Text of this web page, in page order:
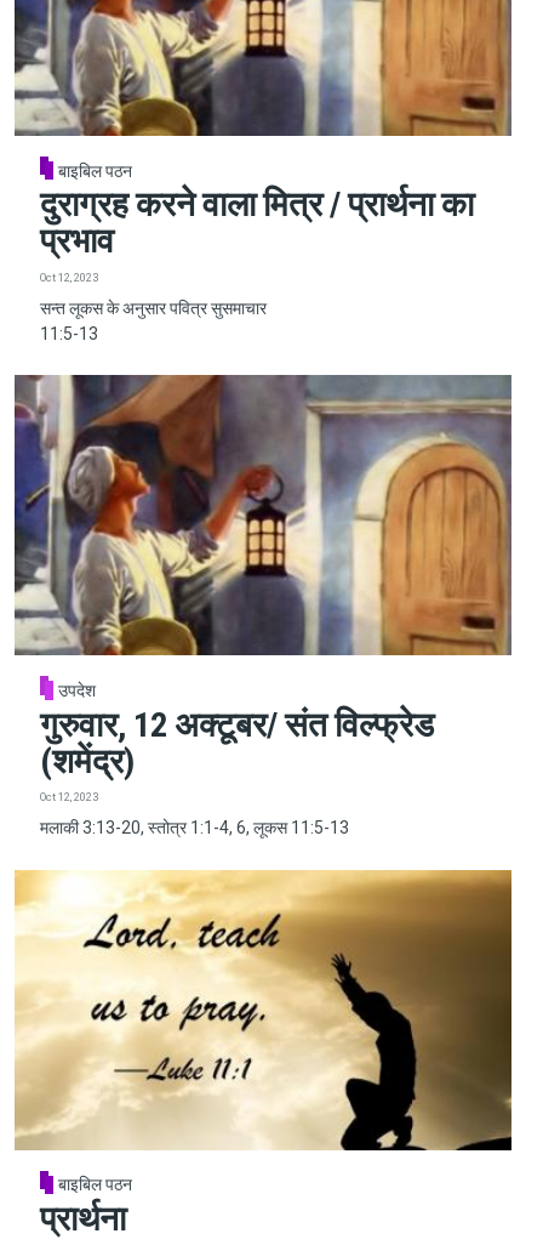
बाइबिल पठन
दुराग्रह करने वाला मित्र / प्रार्थना का
प्रभाव
Oct 12, 2023
सन्त लूकस के अनुसार पवित्र सुसमाचार
11:5-13
उपदेश
गुरुवार, 12 अक्टूबर/ संत विल्फ्रेड
(शमेंद्र)
Oct 12, 2023
मलाकी 3:13-20, स्तोत्र 1:1-4, 6, लूकस 11:5-13
बाइबिल पठन
प्रार्थना